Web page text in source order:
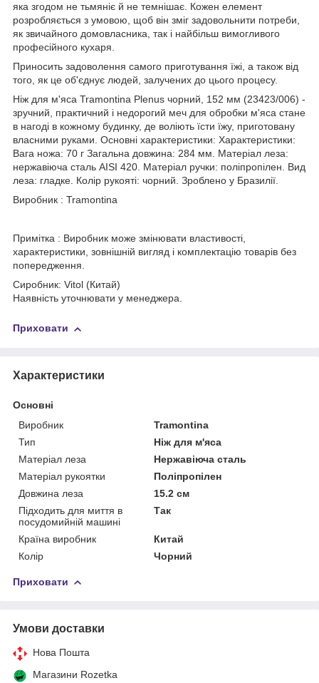
яка згодом не тьмяніє й не темнішає. Кожен елемент
розробляється з умовою, щоб він зміг задовольнити потреби,
як звичайного домовласника, так і найбільш вимогливого
професійного кухаря.
Приносить задоволення самого приготування їжі, а також від
того, як це об'єднує людей, залучених до цього процесу.
Ніж для м'яса Tramontina Plenus чорний, 152 мм (23423/006) -
зручний, практичний і недорогий меч для обробки м'яса стане
в нагоді в кожному будинку, де воліють їсти їжу, приготовану
власними руками. Основні характеристики: Характеристики:
Вага ножа: 70 г Загальна довжина: 284 мм. Матеріал леза:
нержавіюча сталь AISI 420. Матеріал ручки: поліпропілен. Вид
леза: гладке. Колір рукояті: чорний. Зроблено у Бразилії.
Виробник : Tramontina
Примітка : Виробник може змінювати властивості,
характеристики, зовнішній вигляд і комплектацію товарів без
попередження.
Сиробник: Vitol (Китай)
Наявність уточнювати у менеджера.
Приховати
Характеристики
Основні
Виробник
Tramontina
Тип
Ніж для м'яса
Матеріал леза
Нержавіюча сталь
Матеріал рукоятки
Поліпропілен
Довжина леза
15.2 см
Підходить для миття в
посудомийній машині
Так
Країна виробник
Китай
Колір
Чорний
Приховати
Умови доставки
Нова Пошта
Магазини Rozetka